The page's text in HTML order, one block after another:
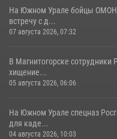
На Южном Урале бойцы ОМОН
встречу с д...
07 августа 2026, 07:32
В Магнитогорске сотрудники
хищение...
05 августа 2026, 06:06
На Южном Урале спецназ
для каде...
04 августа 2026, 10:03